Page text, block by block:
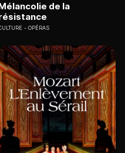
de la
OPÉRAS